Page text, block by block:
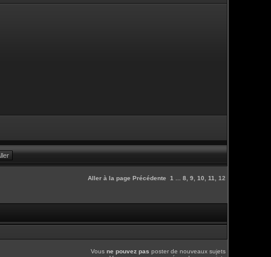
Aller à la page Précédente 1 8 9 10 11 12
Vous ne pouvez pas poster de nouveaux sujets